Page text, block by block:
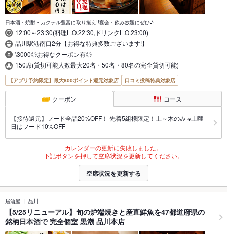
日本酒・焼酎・カクテル豊富に取り揃え!!宴会・飲み放題にぜひ♪
12:00～23:30(料理L.O.22:30,ドリンクL.O.23:00)
品川駅港南口2分【お得な特典多数ございます!】
\3000◎お得なクーポン有◎
150席(貸切可能人数最大20名・50名・80名の完全貸切可能)
【アプリ予約限定】最大800ポイント還元対象店 口コミ投稿特典対象店
クーポン コース
【接待還元】フード全品20%OFF！ 先着5組様限定！土～木のみ ※土曜
日はフード10%OFF
カレンダーの更新に失敗しました。
下記ボタンを押して空席状況を更新してください。
空席状況を更新する
居酒屋 品川
【5/25リニューアル】旬の炉端焼きと産直鮮魚を47都道府県の
銘柄日本酒で 完全個室 黒潮 品川本店